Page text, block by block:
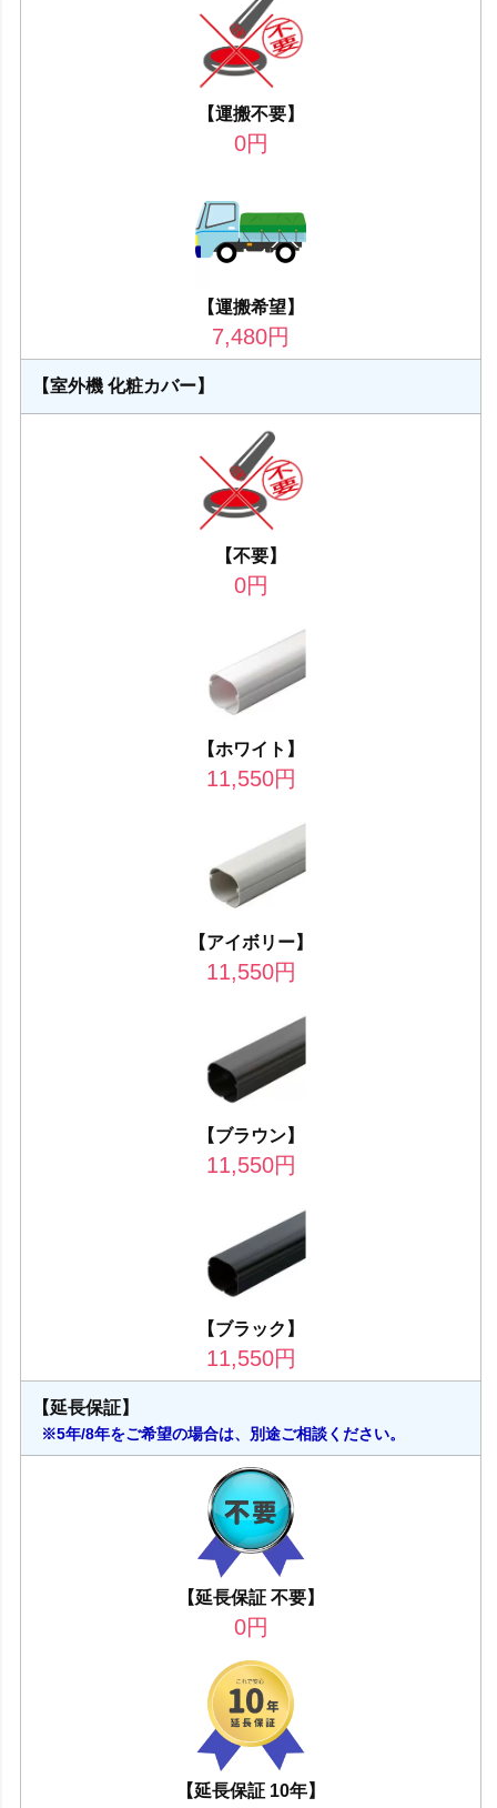
【運搬不要】
0円
【運搬希望】
7,480円
【室外機 化粧カバー】
【不要】
0円
【ホワイト】
11,550円
【アイボリー】
11,550円
【ブラウン】
11,550円
【ブラック】
11,550円
【延長保証】
※5年/8年をご希望の場合は、別途ご相談ください。
【延長保証 不要】
0円
【延長保証 10年】